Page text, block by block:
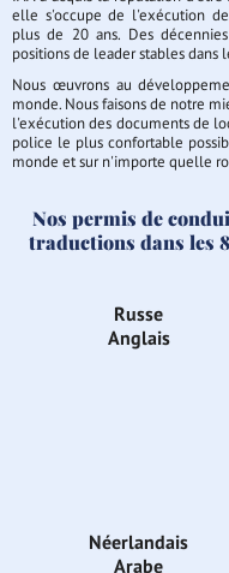
elle s'occupe de l'exécution
plus de 20 ans. Des
positions de leader stables dans
Nous œuvrons au
monde. Nous faisons de notre
l'exécution des documents de
police le plus confortable
monde et sur n'importe quelle
Nos permis de
traductions dans les
Russe
Anglais
Néerlandais
Arabe